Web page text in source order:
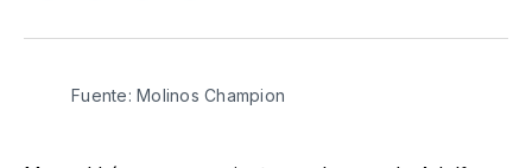
TwitterFacebook
LinkedIn
Email
Fuente: Molinos Champion